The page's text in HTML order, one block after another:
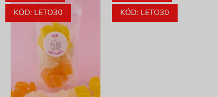
KÓD: LETO30
KÓD: LETO30